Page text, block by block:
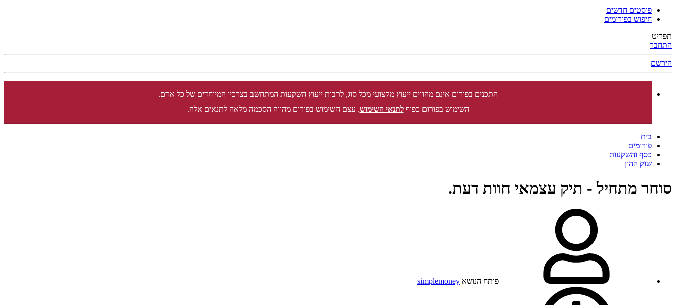
פוסטים חדשים
חיפוש בפורומים
תפריט
התחבר
הירשם
התכנים בפורום אינם מהווים ייעוץ מקצועי מכל סוג, לרבות ייעוץ השקעות המתחשב בצרכיו המיוחדים של כל אדם.
השימוש בפורום כפוףלתנאי השימוש. עצם השימוש בפורום מהווה הסכמה מלאה לתנאים אלה.
בית
פורומים
כסף והשקעות
שוק ההון
סוחר מתחיל - תיק עצמאי חוות דעת.
פותח הנושא simplemoney